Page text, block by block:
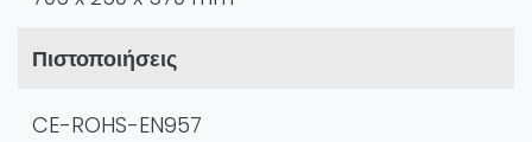
Πιστοποιήσεις
CE-ROHS-EN957